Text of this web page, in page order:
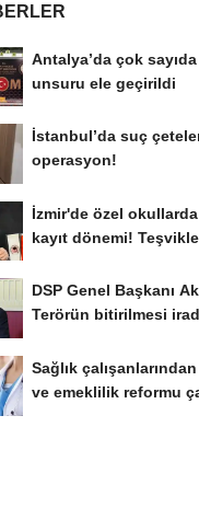
Antalya’da çok
unsuru ele geçirildi
İstanbul’da suç
operasyon!
İzmir'de özel
kayıt dönemi!
DSP Genel Başkanı
Terörün bitirilmesi
Sağlık
ve emeklilik reformu